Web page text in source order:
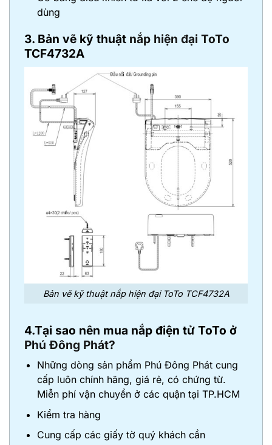
dùng
3. Bản vẽ kỹ thuật nắp hiện đại ToTo
TCF4732A
Bản vẽ kỹ thuật nắp hiện đại ToTo TCF4732A
4.Tại sao nên mua nắp điện tử ToTo ở
Phú Đông Phát?
Những dòng sản phẩm Phú Đông Phát cung
cấp luôn chính hãng, giá rẻ, có chứng từ.
Miễn phí vận chuyển ở các quận tại TP.HCM
Kiểm tra hàng
Cung cấp các giấy tờ quý khách cần